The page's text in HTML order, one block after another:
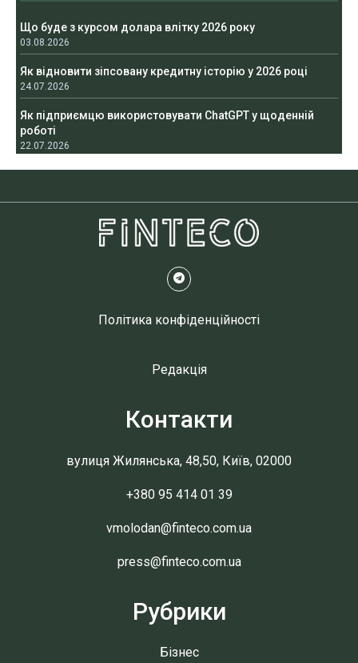
Що буде з курсом долара влітку 2026 року
03.08.2026
Як відновити зіпсовану кредитну історію у 2026 році
24.07.2026
Як підприємцю використовувати ChatGPT у щоденній
роботі
22.07.2026
Політика конфіденційності
Редакція
Контакти
вулиця Жилянська, 48,50, Київ, 02000
+380 95 414 01 39
vmolodan@finteco.com.ua
press@finteco.com.ua
Рубрики
Бізнес